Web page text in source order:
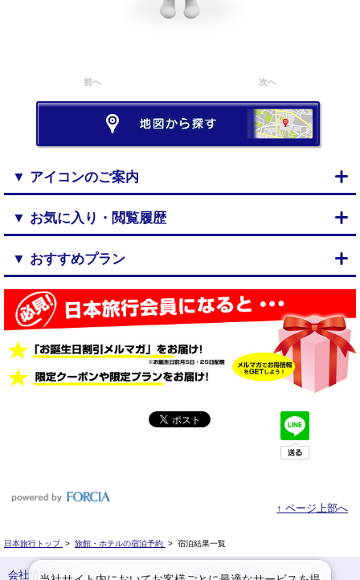
前へ 次へ
▼ アイコンのご案内
▼ お気に入り・閲覧履歴
▼ おすすめプラン
↑ ページ上部へ
日本旅行トップ > 旅館・ホテルの宿泊予約 > 宿泊結果一覧
会社情報 プライバシーポリシー